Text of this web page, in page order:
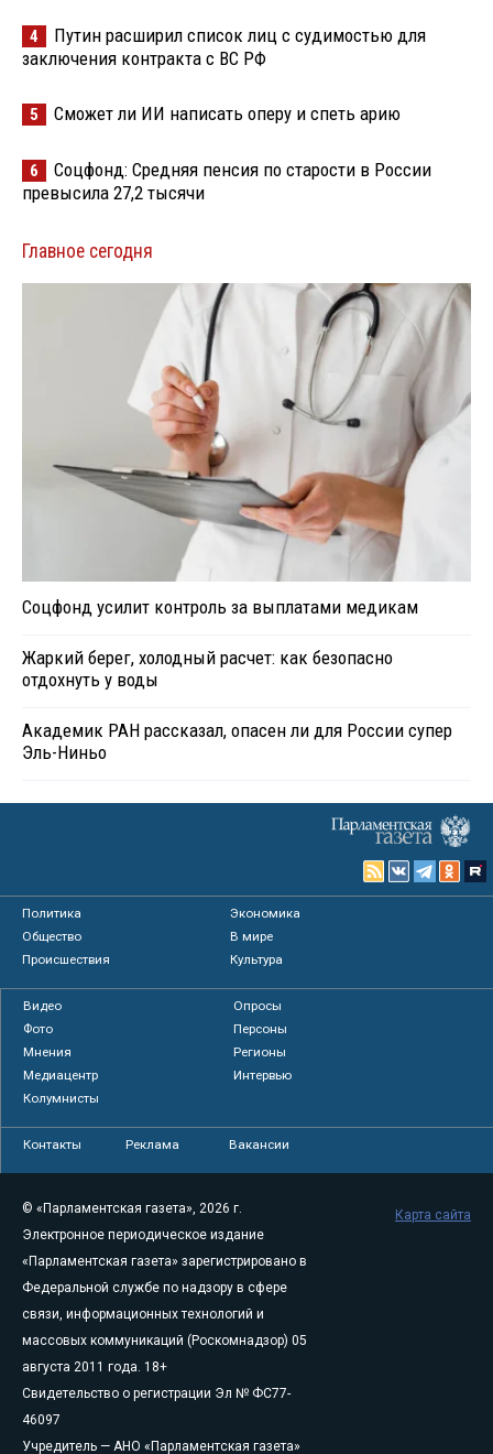
4
Путин расширил список лиц с судимостью для
заключения контракта с ВС РФ
5 Сможет ли ИИ написать оперу и спеть арию
6
Соцфонд: Средняя пенсия по старости в России
превысила 27,2 тысячи
Главное сегодня
Соцфонд усилит контроль за выплатами медикам
Жаркий берег, холодный расчет: как безопасно
отдохнуть у воды
Академик РАН рассказал, опасен ли для России супер
Эль-Ниньо
Политика
Экономика
Общество
В мире
Происшествия
Культура
Видео
Опросы
Фото
Персоны
Мнения
Регионы
Медиацентр
Интервью
Колумнисты
Контакты Реклама Вакансии
© «Парламентская газета», 2026 г.
Электронное периодическое издание
«Парламентская газета» зарегистрировано в
Федеральной службе по надзору в сфере
связи, информационных технологий и
массовых коммуникаций (Роскомнадзор) 05
августа 2011 года. 18+
Свидетельство о регистрации Эл № ФС77-
46097
Учредитель — АНО «Парламентская газета»
Карта сайта